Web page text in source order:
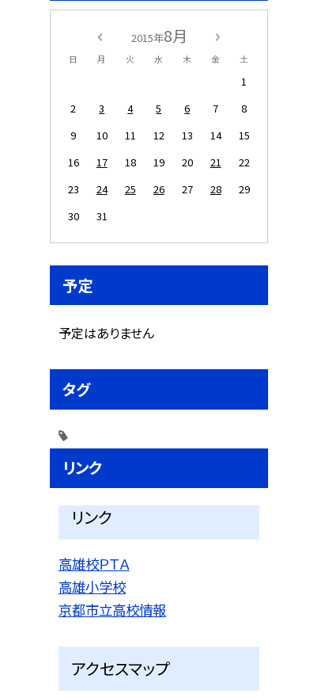
2015年8月
日 月 火 水 木 金 土
1
2
3 4 5 6 7
8
9
10 11 12 13 14
15
16
17 18 19 20 21
22
23
24 25 26 27 28
29
30
31
予定
予定はありません
タグ
リンク
リンク
高雄校ＰＴＡ
高雄小学校
京都市立高校情報
アクセスマップ